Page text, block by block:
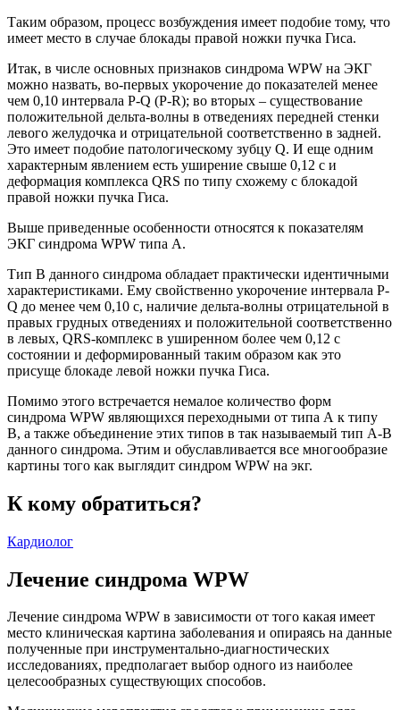
Таким образом, процесс возбуждения имеет подобие тому, что
имеет место в случае блокады правой ножки пучка Гиса.
Итак, в числе основных признаков синдрома WPW на ЭКГ
можно назвать, во-первых укорочение до показателей менее
чем 0,10 интервала Р-Q (Р-R); во вторых – существование
положительной дельта-волны в отведениях передней стенки
левого желудочка и отрицательной соответственно в задней.
Это имеет подобие патологическому зубцу Q. И еще одним
характерным явлением есть уширение свыше 0,12 с и
деформация комплекса QRS по типу схожему с блокадой
правой ножки пучка Гиса.
Выше приведенные особенности относятся к показателям
ЭКГ синдрома WPW типа А.
Тип В данного синдрома обладает практически идентичными
характеристиками. Ему свойственно укорочение интервала Р-
Q до менее чем 0,10 с, наличие дельта-волны отрицательной в
правых грудных отведениях и положительной соответственно
в левых, QRS-комплекс в уширенном более чем 0,12 с
состоянии и деформированный таким образом как это
присуще блокаде левой ножки пучка Гиса.
Помимо этого встречается немалое количество форм
синдрома WPW являющихся переходными от типа А к типу
В, а также объединение этих типов в так называемый тип А-В
данного синдрома. Этим и обуславливается все многообразие
картины того как выглядит синдром WPW на экг.
К кому обратиться?
Кардиолог
Лечение синдрома WPW
Лечение синдрома WPW в зависимости от того какая имеет
место клиническая картина заболевания и опираясь на данные
полученные при инструментально-диагностических
исследованиях, предполагает выбор одного из наиболее
целесообразных существующих способов.